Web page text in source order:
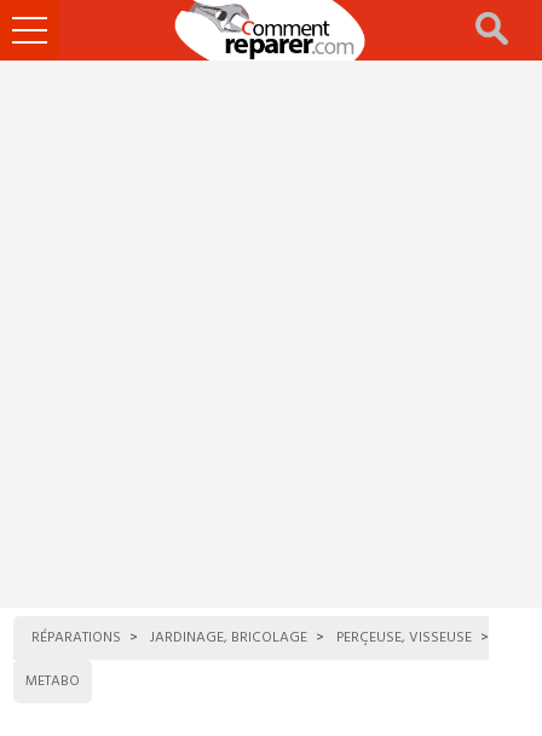
Ouvrir
le
RÉPARATIONS JARDINAGE, BRICOLAGE
PERÇEUSE, VISSEUSE
METABO